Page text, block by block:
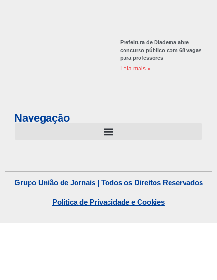
Prefeitura de Diadema abre
concurso público com 68 vagas
para professores
Leia mais »
Navegação
Grupo União de Jornais | Todos os Direitos Reservados
Política de Privacidade e Cookies